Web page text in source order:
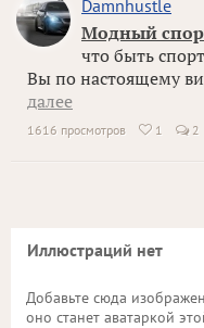
Damnhustle
Модный
что быть
Вы по настоящему
далее
1616 просмотров  1 2
Иллюстраций нет
Добавьте сюда
оно станет аватаркой